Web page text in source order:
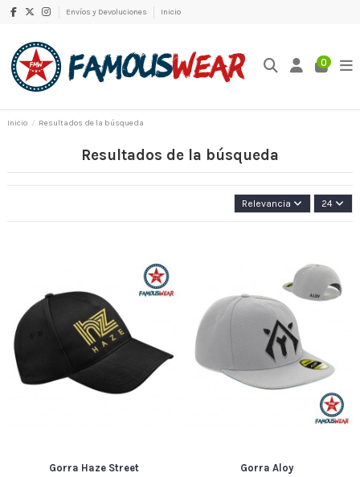
Envíos y Devoluciones Inicio
0
Inicio Resultados de la búsqueda
Resultados de la búsqueda
Relevancia 24
Gorra Haze Street Gorra Aloy